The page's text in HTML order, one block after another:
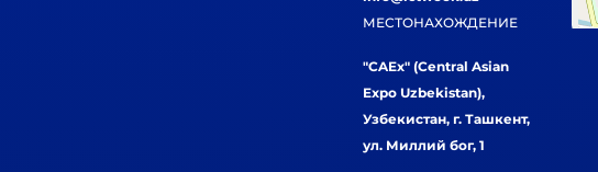
МЕСТОНАХОЖДЕНИЕ
"CAEx" (Central Asian
Expo Uzbekistan),
Узбекистан, г. Ташкент,
ул. Миллий бог, 1